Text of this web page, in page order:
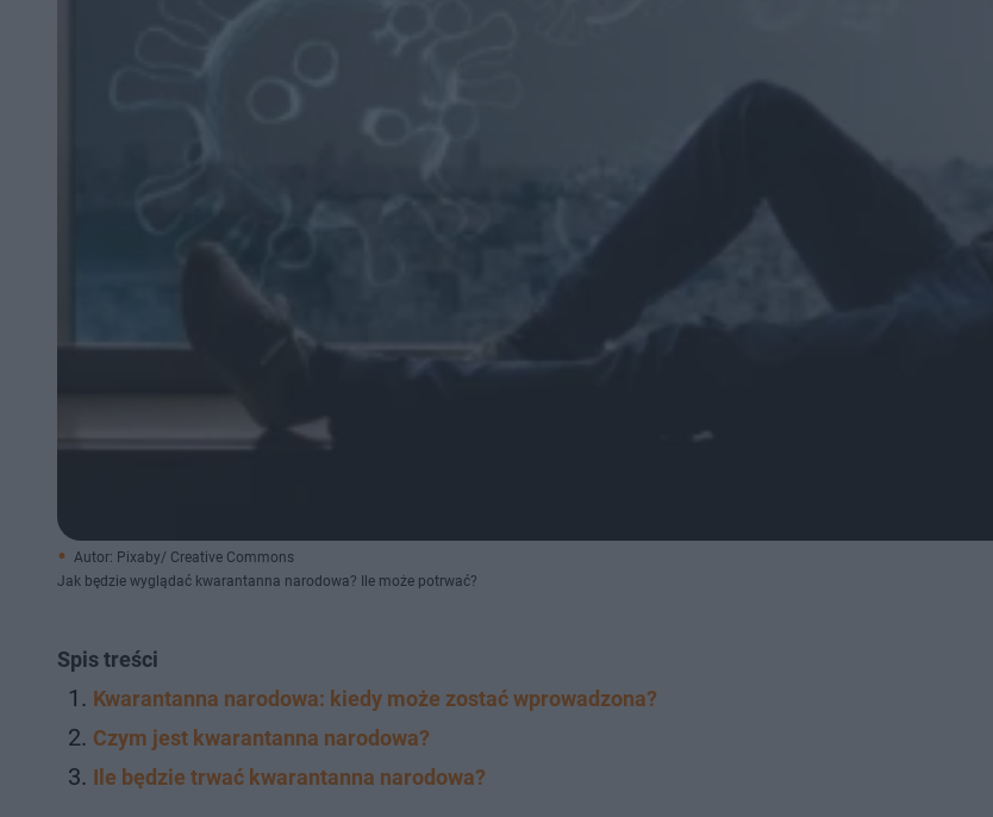
Autor: Pixaby/ Creative Commons
Jak będzie wyglądać kwarantanna narodowa? Ile może potrwać?
Spis treści
Kwarantanna narodowa: kiedy może zostać wprowadzona?
Czym jest kwarantanna narodowa?
Ile będzie trwać kwarantanna narodowa?